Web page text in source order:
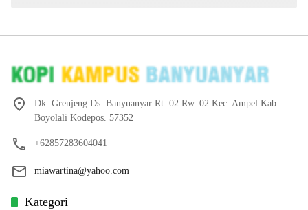
Dk. Grenjeng Ds. Banyuanyar Rt. 02 Rw. 02 Kec. Ampel Kab.
Boyolali Kodepos. 57352
+62857283604041
miawartina@yahoo.com
Kategori